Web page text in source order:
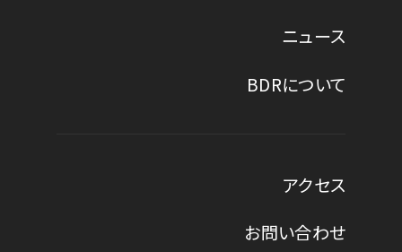
ニュース
BDRについて
アクセス
お問い合わせ